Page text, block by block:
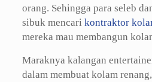
orang. Sehingga para seleb
sibuk mencari kontraktor
mereka mau membangun
Maraknya kalangan
dalam membuat kolam